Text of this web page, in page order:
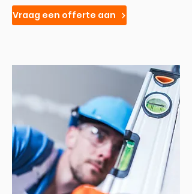
Vraag een offerte aan